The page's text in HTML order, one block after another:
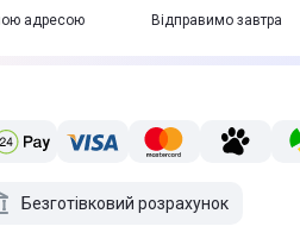
адресою Відправимо завтра
Безготівковий розрахунок